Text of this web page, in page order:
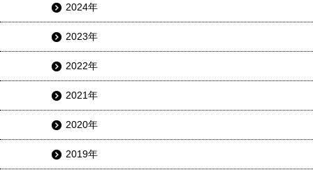
2024年
2023年
2022年
2021年
2020年
2019年